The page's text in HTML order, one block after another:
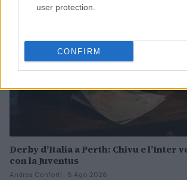
user protection.
CONFIRM
Derby d’Italia a Perth: Chivu e l’Inter
con la Juventus
Andrea Conforti · 8 Ago 2026